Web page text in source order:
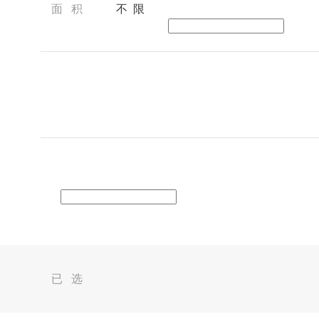
面 积 不 限
已 选